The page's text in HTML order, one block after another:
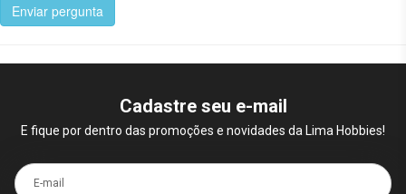
Enviar pergunta
Cadastre seu e-mail
E fique por dentro das promoções e novidades da Lima Hobbies!
E-mail